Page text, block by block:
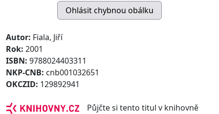
Autor: Fiala, Jiří
Rok: 2001
ISBN: 9788024403311
NKP-CNB: cnb001032651
OKCZID: 129892941
Půjčte si tento titul v knihovně